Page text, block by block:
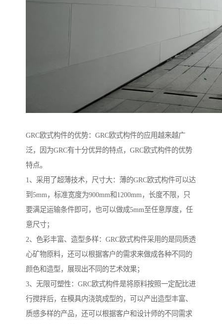
GRC欧式构件的优势：GRC欧式构件的应用越来越广
泛，因为GRC有十分优异的特点，GRC欧式构件的优势
特点。
1、采用了超薄技术，尺寸大：薄的GRC欧式构件可以达
到5mm，标准宽度为900mm和1200mm，长度不限，只
要满足运输条件即可，也可以做成5mm至任意厚度，任
意尺寸；
2、色彩丰富、造型多样：GRC欧式构件采用的是同质透
心矿物原料，还可以根据客户的需求来做成各种不同的
颜色和造型，展现出不同的艺术效果；
3、无限可塑性：GRC欧式构件是将原料按照一定配比进
行搅拌后，在模具内浇筑成型的，可以产出造型丰富、
质感多样的产品，还可以根据客户和设计师的不同需求